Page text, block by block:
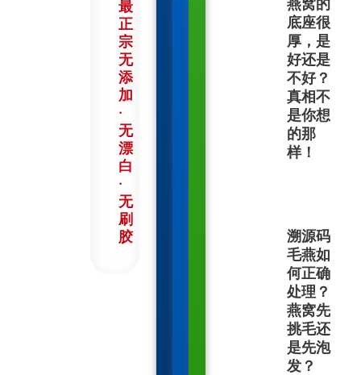
最
正
宗
无
添
加
·
无
漂
白
·
无
刷
胶
燕窝的
底座很
厚，是
好还是
不好？
真相不
是你想
的那
样！
溯源码
毛燕如
何正确
处理？
燕窝先
挑毛还
是先泡
发？